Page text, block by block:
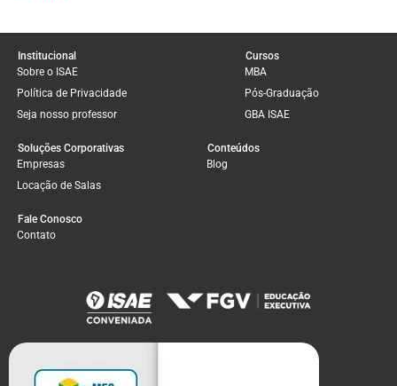
Institucional
Sobre o ISAE
Política de Privacidade
Seja nosso professor
Cursos
MBA
Pós-Graduação
GBA ISAE
Soluções Corporativas
Empresas
Locação de Salas
Conteúdos
Blog
Fale Conosco
Contato